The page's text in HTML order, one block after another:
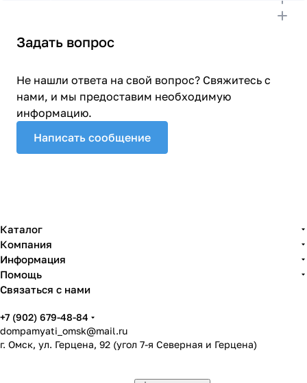
Задать вопрос
Не нашли ответа на свой вопрос? Свяжитесь с
нами, и мы предоставим необходимую
информацию.
Написать сообщение
Каталог
Компания
Информация
Помощь
Связаться с нами
+7 (902) 679-48-84
dompamyati_omsk@mail.ru
г. Омск, ул. Герцена, 92 (угол 7-я Северная и Герцена)